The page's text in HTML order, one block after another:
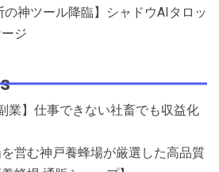
の神ツール降臨】シャドウAIタロッ
ジ
業】仕事できない社畜でも収益化
営む神戸養蜂場が厳選した高品質